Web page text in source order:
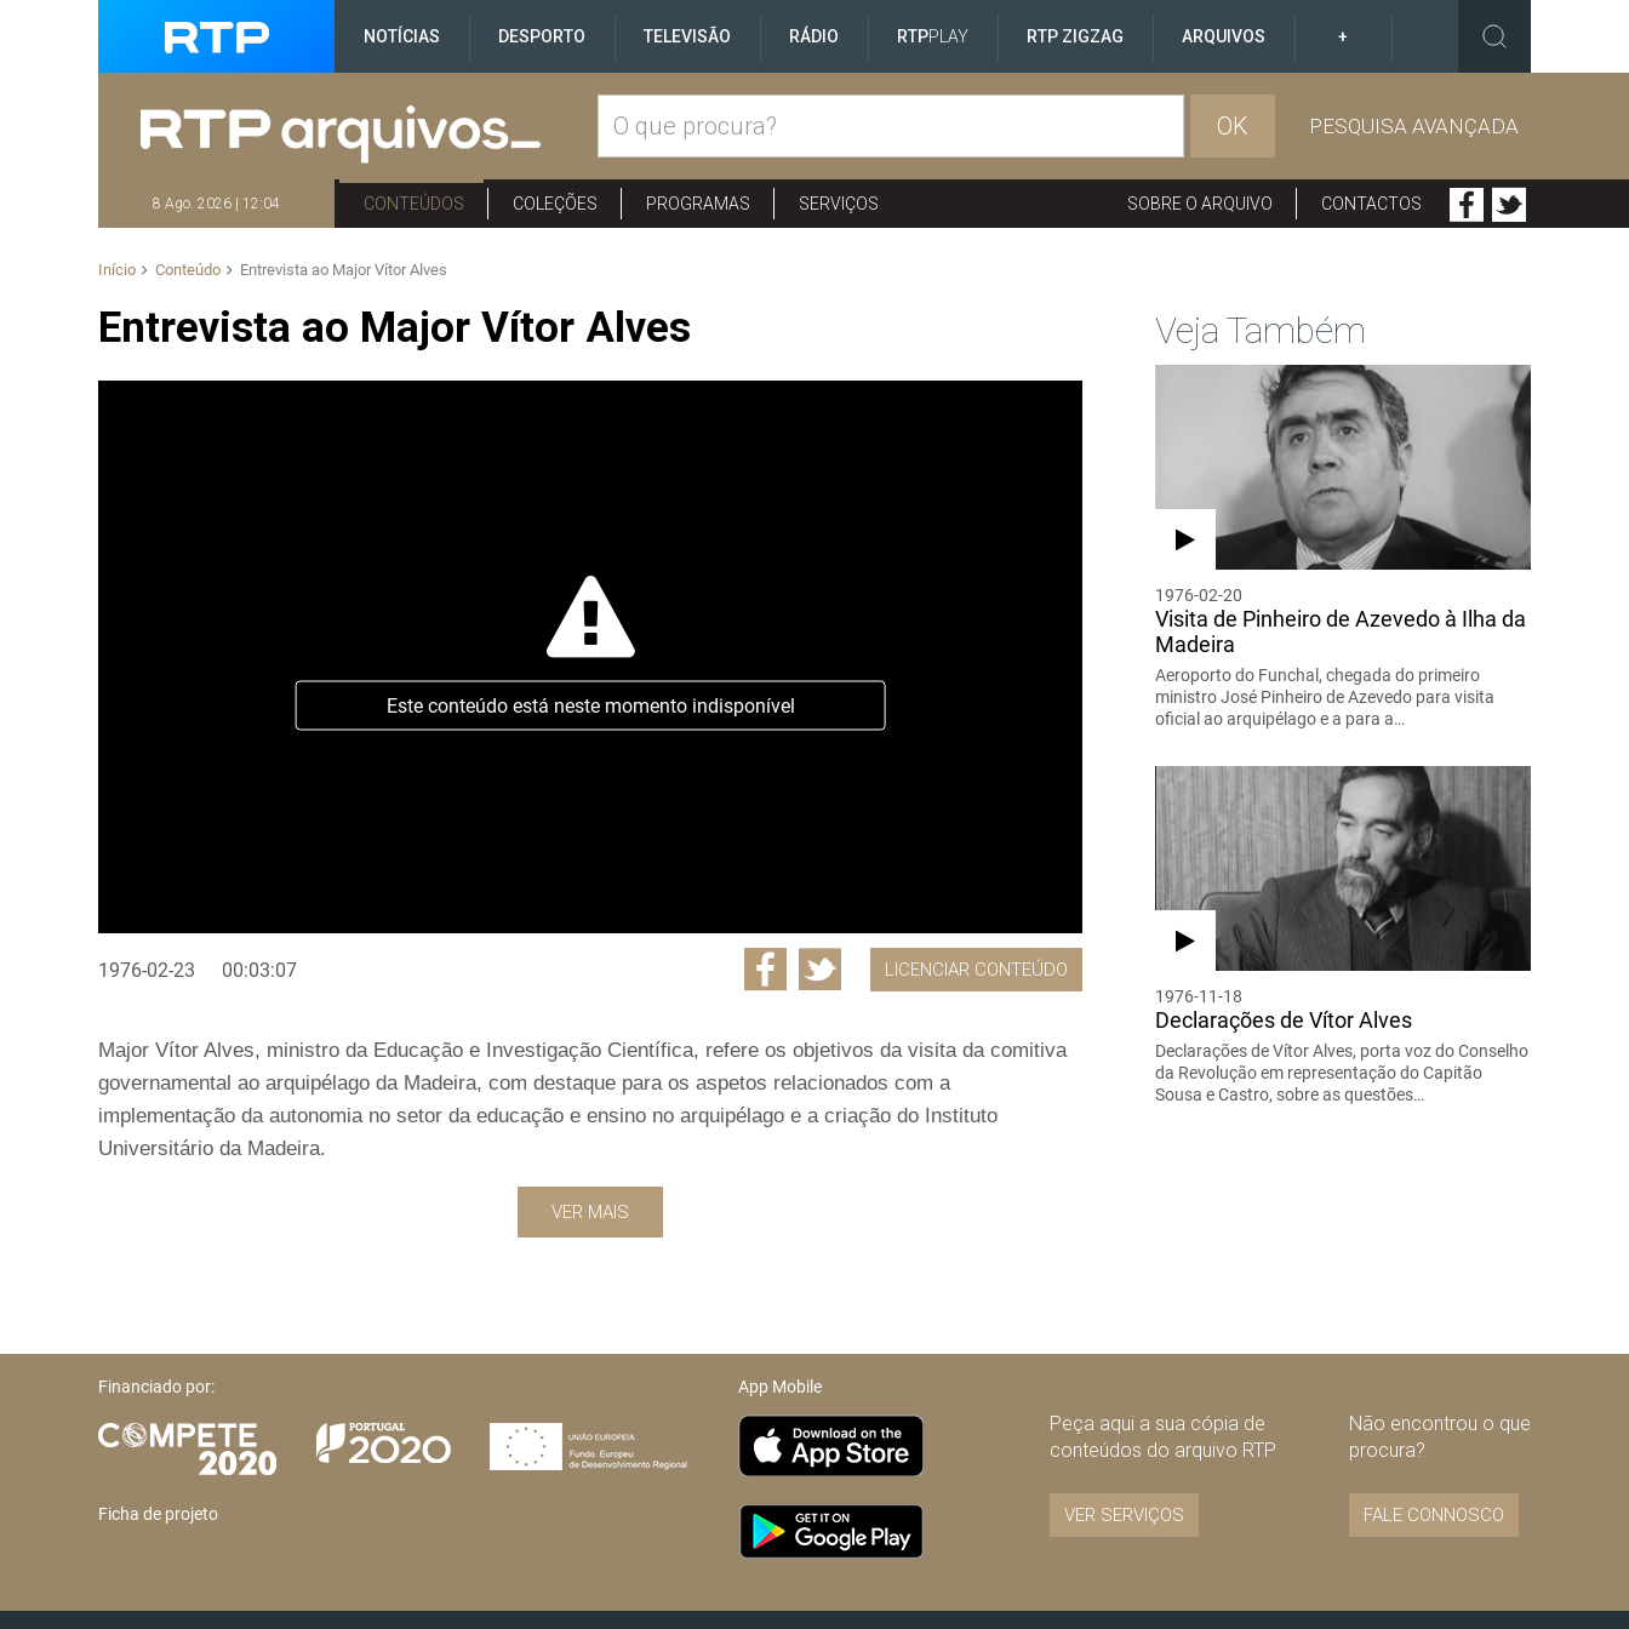
NOTÍCIAS DESPORTO TELEVISÃO RÁDIO RTPPLAY RTP ZIGZAG ARQUIVOS +
OK PESQUISA AVANÇADA
8 Ago. 2026 | 12:04 CONTEÚDOS COLEÇÕES PROGRAMAS SERVIÇOS SOBRE O ARQUIVO CONTACTOS
Início Conteúdo Entrevista ao Major Vítor Alves
Entrevista ao Major Vítor Alves
Este conteúdo está neste momento indisponível
1976-02-23 00:03:07 LICENCIAR CONTEÚDO
Major Vítor Alves, ministro da Educação e Investigação Científica, refere os objetivos da visita da comitiva
governamental ao arquipélago da Madeira, com destaque para os aspetos relacionados com a
implementação da autonomia no setor da educação e ensino no arquipélago e a criação do Instituto
Universitário da Madeira.
VER MAIS
Veja Também
1976-02-20
Visita de Pinheiro de Azevedo à Ilha da
Madeira
Aeroporto do Funchal, chegada do primeiro
ministro José Pinheiro de Azevedo para visita
oficial ao arquipélago e a para a…
1976-11-18
Declarações de Vítor Alves
Declarações de Vítor Alves, porta voz do Conselho
da Revolução em representação do Capitão
Sousa e Castro, sobre as questões…
Financiado por:
Ficha de projeto
App Mobile
Peça aqui a sua cópia de
conteúdos do arquivo RTP
VER SERVIÇOS
Não encontrou o que
procura?
FALE CONNOSCO